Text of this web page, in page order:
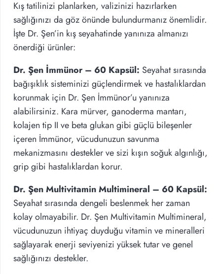
Kış tatilinizi planlarken, valizinizi hazırlarken
sağlığınızı da göz önünde bulundurmanız önemlidir.
İşte Dr. Şen’in kış seyahatinde yanınıza almanızı
önerdiği ürünler:
Dr. Şen İmmünor – 60 Kapsül: Seyahat sırasında
bağışıklık sisteminizi güçlendirmek ve hastalıklardan
korunmak için Dr. Şen İmmünor’u yanınıza
alabilirsiniz. Kara mürver, ganoderma mantarı,
kolajen tip II ve beta glukan gibi güçlü bileşenler
içeren İmmünor, vücudunuzun savunma
mekanizmasını destekler ve sizi kışın soğuk algınlığı,
grip gibi hastalıklardan korur.
Dr. Şen Multivitamin Multimineral – 60 Kapsül:
Seyahat sırasında dengeli beslenmek her zaman
kolay olmayabilir. Dr. Şen Multivitamin Multimineral,
vücudunuzun ihtiyaç duyduğu vitamin ve mineralleri
sağlayarak enerji seviyenizi yüksek tutar ve genel
sağlığınızı destekler.